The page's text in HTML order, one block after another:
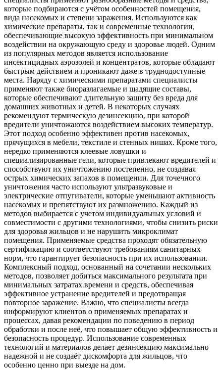
которые подбираются с учётом особенностей помещения,
вида насекомых и степени заражения. Используются как
химические препараты, так и современные технологии,
обеспечивающие высокую эффективность при минимальном
воздействии на окружающую среду и здоровье людей. Одним
из популярных методов является использование
инсектицидных аэрозолей и концентратов, которые обладают
быстрым действием и проникают даже в труднодоступные
места. Наряду с химическими препаратами специалисты
применяют также биоразлагаемые и щадящие составы,
которые обеспечивают длительную защиту без вреда для
домашних животных и детей. В некоторых случаях
рекомендуют термическую дезинсекцию, при которой
вредители уничтожаются воздействием высоких температур.
Этот подход особенно эффективен против насекомых,
прячущихся в мебели, текстиле и стенных нишах. Кроме того,
нередко применяются клеевые ловушки и
специализированные гели, которые привлекают вредителей и
способствуют их уничтожению постепенно, не создавая
острых химических запахов в помещении. Для точечного
уничтожения часто используют ультразвуковые и
электрические отпугиватели, которые уменьшают активность
насекомых и препятствуют их размножению. Каждый из
методов выбирается с учетом индивидуальных условий и
совместимости с другими технологиями, чтобы снизить риски
для здоровья жильцов и не нарушить микроклимат
помещения. Применяемые средства проходят обязательную
сертификацию и соответствуют требованиям санитарных
норм, что гарантирует безопасность при их использовании.
Комплексный подход, основанный на сочетании нескольких
методов, позволяет добиться максимального результата при
минимальных затратах времени и средств, обеспечивая
эффективное устранение вредителей и предотвращая
повторное заражение. Важно, что специалисты всегда
информируют клиентов о применяемых препаратах и
процессах, давая рекомендации по поведению в период
обработки и после неё, что повышает общую эффективность и
безопасность процедур. Использование современных
технологий и материалов делает дезинсекцию максимально
надежной и не создаёт дискомфорта для жильцов, что
особенно ценно при выезде на дом.